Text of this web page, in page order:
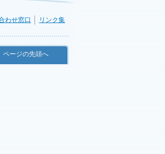
わせ窓口 リンク集
ページの先頭へ